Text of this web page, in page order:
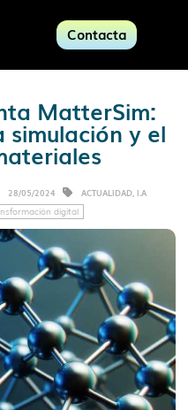
Contacta
MatterSim:
y el
28/05/2024 ACTUALIDAD, I.A
digital